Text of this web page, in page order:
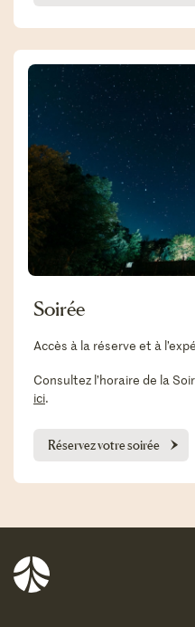
Soirée
Accès à la réserve et à
Consultez l’horaire de la
ici.
Réservez votre soirée
Balnea